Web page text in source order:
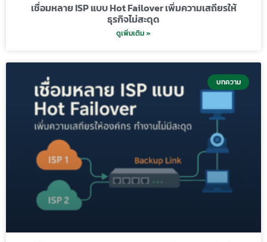
เชื่อมหลาย ISP แบบ Hot Failover เพิ่มความเสถียรให้
ธุรกิจไม่สะดุด
ดูเพิ่มเติม »
บทความ